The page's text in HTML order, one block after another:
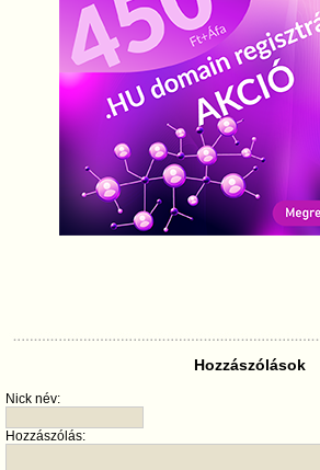
Hozzászólások
Nick név:
Hozzászólás: